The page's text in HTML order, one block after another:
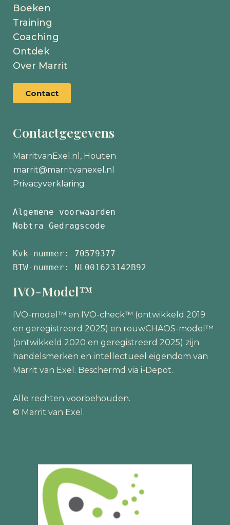
Boeken
Training
Coaching
Ontdek
Over Marrit
Contact
Contactgegevens
MarritvanExel.nl, Houten
marrit@marritvanexel.nl
Privacyverklaring
Algemene voorwaarden
Nobtra Gedragscode
Kvk-nummer: 70579377
BTW-nummer: NL001623142B92
IVO-Model™
IVO-model™ en IVO-check™ (ontwikkeld 2019
en geregistreerd 2025) en rouwCHAOS-model™
(ontwikkeld 2020 en geregistreerd 2025) zijn
handelsmerken en intellectueel eigendom van
Marrit van Exel. Beschermd via i-Depot.
Alle rechten voorbehouden.
© Marrit van Exel.